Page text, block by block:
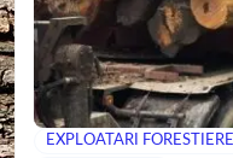
EXPLOATARI FORESTIERE